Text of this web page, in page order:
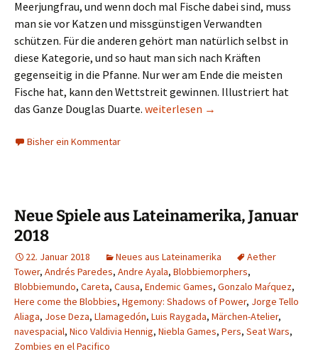
Meerjungfrau, und wenn doch mal Fische dabei sind, muss
man sie vor Katzen und missgünstigen Verwandten
schützen. Für die anderen gehört man natürlich selbst in
diese Kategorie, und so haut man sich nach Kräften
gegenseitig in die Pfanne. Nur wer am Ende die meisten
Fische hat, kann den Wettstreit gewinnen. Illustriert hat
das Ganze Douglas Duarte. Neue Spiele aus Lateinamerika,
weiterlesen →
Bisher ein Kommentar
Neue Spiele aus Lateinamerika, Januar
2018
22. Januar 2018 Neues aus Lateinamerika
Aether
Tower, Andrés Paredes, Andre Ayala, Blobbiemorphers,
Blobbiemundo, Careta, Causa, Endemic Games, Gonzalo Maŕquez,
Here come the Blobbies, Hgemony: Shadows of Power, Jorge Tello
Aliaga, Jose Deza, Llamagedón, Luis Raygada, Märchen-Atelier,
navespacial, Nico Valdivia Hennig, Niebla Games, Pers, Seat Wars,
Zombies en el Pacifico